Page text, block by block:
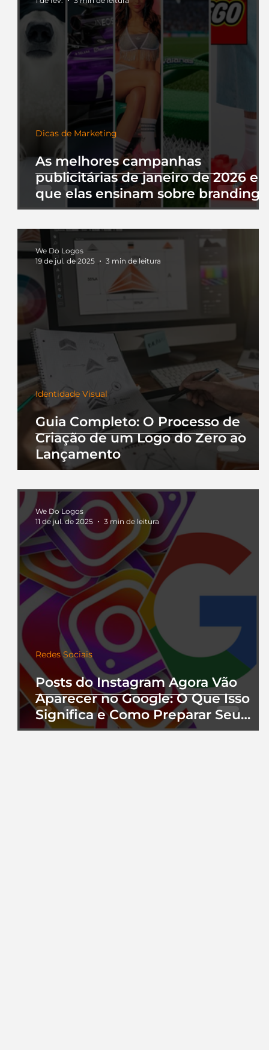
As melhores campanhas
publicitárias de janeiro de 2026 e
que elas ensinam sobre branding
Dicas de Marketing
Guia Completo: O Processo de
Criação de um Logo do Zero ao
Lançamento
Identidade Visual
We Do Logos
19 de jul. de 2025
3 min de leitura
Posts do Instagram Agora Vão
Aparecer no Google: O Que Isso
Significa e Como Preparar Seu
Perfil
Redes Sociais
We Do Logos
11 de jul. de 2025
3 min de leitura